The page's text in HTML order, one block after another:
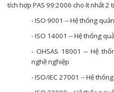
tích hợp PAS 99:2006 cho ít nhất 2
- ISO 9001 -- Hệ thống
- ISO 14001 -- Hệ thống
- OHSAS 18001 -- Hệ
nghề nghiệp
- ISO/IEC 27001 -- Hệ